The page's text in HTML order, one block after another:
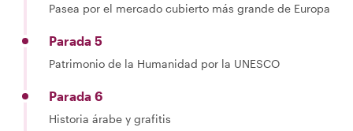
Pasea por el mercado cubierto más grande de Europa
Parada 5
Patrimonio de la Humanidad por la UNESCO
Parada 6
Historia árabe y grafitis